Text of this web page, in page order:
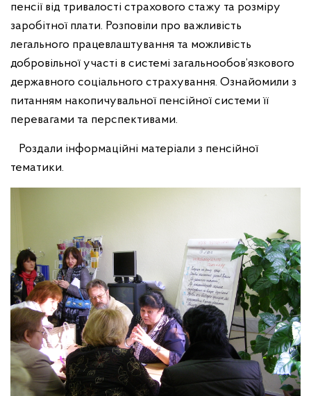
пенсії від тривалості страхового стажу та розміру
заробітної плати. Розповіли про важливість
легального працевлаштування та можливість
добровільної участі в системі загальнообов’язкового
державного соціального страхування. Ознайомили з
питанням накопичувальної пенсійної системи її
перевагами та перспективами.
Роздали інформаційні матеріали з пенсійної
тематики.